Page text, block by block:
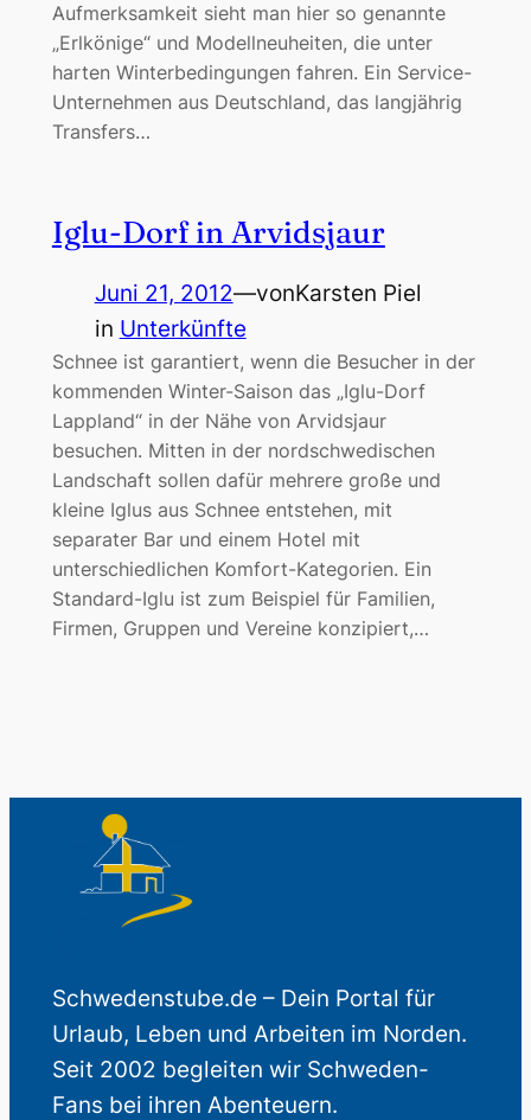
Aufmerksamkeit sieht man hier so genannte
„Erlkönige“ und Modellneuheiten, die unter
harten Winterbedingungen fahren. Ein Service-
Unternehmen aus Deutschland, das langjährig
Transfers…
Iglu-Dorf in Arvidsjaur
Juni 21, 2012—vonKarsten Piel
in Unterkünfte
Schnee ist garantiert, wenn die Besucher in der
kommenden Winter-Saison das „Iglu-Dorf
Lappland“ in der Nähe von Arvidsjaur
besuchen. Mitten in der nordschwedischen
Landschaft sollen dafür mehrere große und
kleine Iglus aus Schnee entstehen, mit
separater Bar und einem Hotel mit
unterschiedlichen Komfort-Kategorien. Ein
Standard-Iglu ist zum Beispiel für Familien,
Firmen, Gruppen und Vereine konzipiert,…
Schwedenstube.de – Dein Portal für
Urlaub, Leben und Arbeiten im Norden.
Seit 2002 begleiten wir Schweden-
Fans bei ihren Abenteuern.